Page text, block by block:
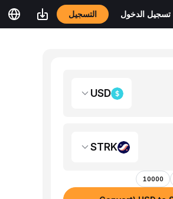
تسجيل الدخول التسجيل
USD
STRK
10000